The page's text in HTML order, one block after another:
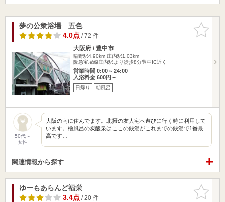
お気に入
りに追加
夢の公衆浴場 五色
4.0点/ 72 件
大阪府 / 豊中市
稲野駅4.90km 庄内駅1.03km
阪急宝塚線庄内駅より徒歩8分豊中IC近く
営業時間 0:00～24:00
入浴料金 600円～
日帰り 朝風呂
50代～
女性
大阪の南に住んでます。北摂の友人宅へ遊びに行く時に利用して
います。檜風呂の炭酸泉はここの銭湯がこれまでの銭湯で1番最
高です…
関連情報から探す
お気に入
りに追加
ゆーもあらんど福栄
3.4点/ 20 件